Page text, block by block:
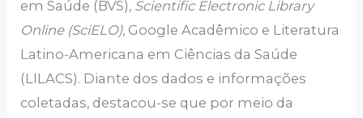
em Saúde (BVS), Scientific Electronic Library
Online (SciELO), Google Acadêmico e Literatura
Latino-Americana em Ciências da Saúde
(LILACS). Diante dos dados e informações
coletadas, destacou-se que por meio da